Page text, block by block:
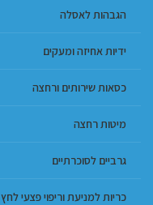
הגבהות לאסלה
ידיות אחיזה ומעקים
כסאות שירותים ורחצה
מיטות רחצה
גרביים לסוכרתיים
כריות למניעת וריפוי פצעי לחץ